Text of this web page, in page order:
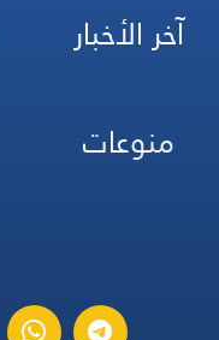
آخر الأخبار
منوعات